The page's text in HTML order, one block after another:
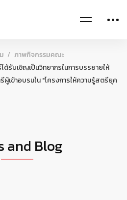
ภาพกิจกรรมคณะ
รับเชิญเป็นวิทยากรในการบรรยายให้
เข้าอบรมใน "โครงการให้ความรู้สตรียุค
and Blog